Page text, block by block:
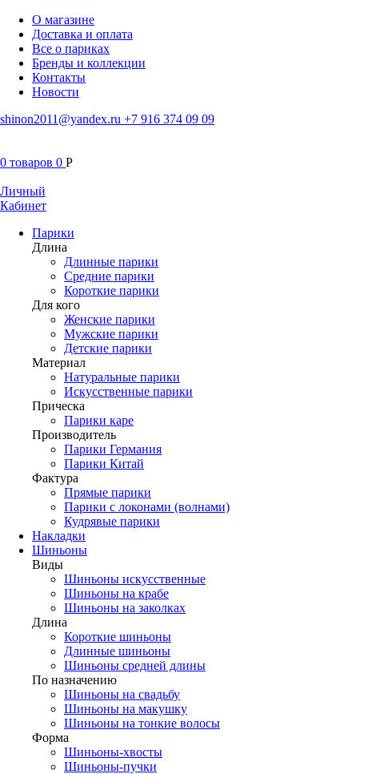
О магазине
Доставка и оплата
Все о париках
Бренды и коллекции
Контакты
Новости
shinon2011@yandex.ru +7 916 374 09 09
0 товаров 0 Р
Личный
Кабинет
Парики
Длина
Длинные парики
Средние парики
Короткие парики
Для кого
Женские парики
Мужские парики
Детские парики
Материал
Натуральные парики
Искусственные парики
Прическа
Парики каре
Производитель
Парики Германия
Парики Китай
Фактура
Прямые парики
Парики с локонами (волнами)
Кудрявые парики
Накладки
Шиньоны
Виды
Шиньоны искусственные
Шиньоны на крабе
Шиньоны на заколках
Длина
Короткие шиньоны
Длинные шиньоны
Шиньоны средней длины
По назначению
Шиньоны на свадьбу
Шиньоны на макушку
Шиньоны на тонкие волосы
Форма
Шиньоны-хвосты
Шиньоны-пучки